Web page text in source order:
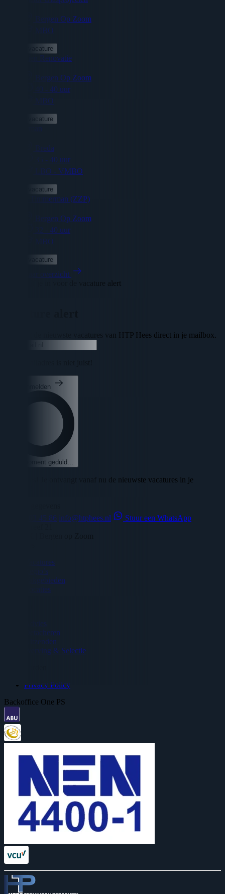
Bergen Op Zoom
MBO
Bekijk vacature
Electricien Renovatie
Bergen Op Zoom
40 - 40 uur
MBO
Bekijk vacature
Breda
35 - 40 uur
LBO - VMBO
Bekijk vacature
Koppel-Timmerman (ZZP)
Bergen Op Zoom
32 - 40 uur
MBO
Bekijk vacature
Terug naar overzicht
Schrijf je in voor de vacature alert
Ontvang de nieuwste vacatures van HTP Hees direct in je mailbox.
Aanmelden
Een moment geduld...
🎉 Succes! Je ontvangt vanaf nu de nieuwste vacatures in je
06 - 45 03 45 86 info@htphees.nl
Stuur een WhatsApp
Vacatures
Regio’s
Vakgebieden
Locaties
Advies
Detacheren
Uitzenden
Werving & Selectie
Privacy Policy
Backoffice One PS